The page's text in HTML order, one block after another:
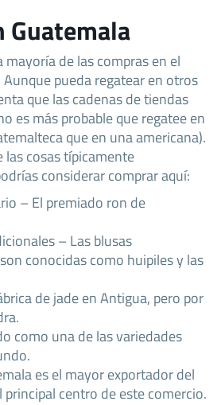
Guatemala
mayoría de las compras en el
pueda regatear en otros
que las cadenas de tiendas
es más probable que regatee en
que en una americana).
las cosas típicamente
considerar comprar aquí:
– El premiado ron de
– Las blusas
conocidas como huipiles y las
de jade en Antigua, pero por
como una de las variedades
es el mayor exportador del
principal centro de este comercio.